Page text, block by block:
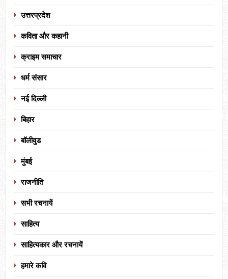
उत्तरप्रदेश
कविता और कहानी
क्राइम समाचार
धर्म संसार
नई दिल्ली
बिहार
बॉलीवुड
मुंबई
राजनीति
सभी रचनायें
साहित्य
साहित्यकार और रचनायें
हमारे कवि